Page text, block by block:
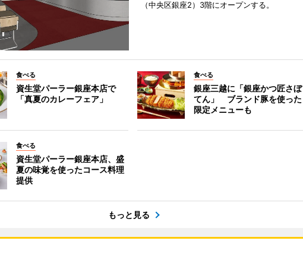
（中央区銀座2）3階にオープンする。
食べる
資生堂パーラー銀座本店で
「真夏のカレーフェア」
食べる
銀座三越に「銀座かつ匠さぼ
てん」 ブランド豚を使った
限定メニューも
食べる
資生堂パーラー銀座本店、盛
夏の味覚を使ったコース料理
提供
もっと見る